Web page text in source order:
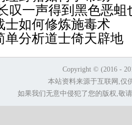
叹一声得到黑色恶蛆
士如何修炼施毒术
单分析道士倚天辟地
Copyright © (2016 -
本站资料来源于互联网,仅
如果我们无意中侵犯了您的版权,敬